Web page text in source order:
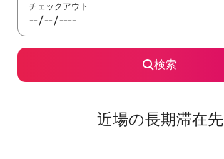
チェックアウト
検索
近場の長期滞在先